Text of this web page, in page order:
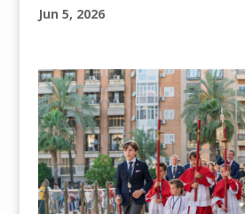
Jun 5, 2026